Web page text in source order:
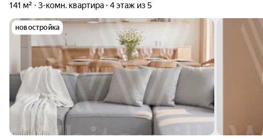
141 м² 3-комн. квартира 4 этаж из 5
новостройка